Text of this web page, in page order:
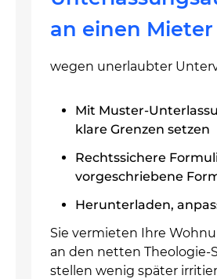
an einen Mieter
wegen unerlaubter
Mit Muster-
klare Grenzen setzen
Rechtssichere
vorgeschriebene
Herunterladen,
Sie vermieten Ihre
an den netten
stellen wenig später